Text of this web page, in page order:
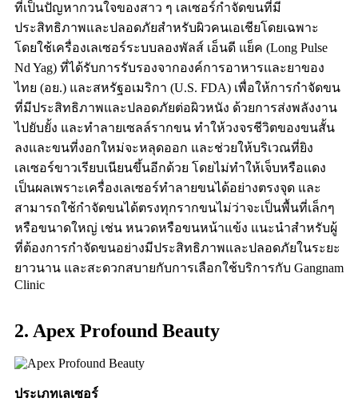
ที่เป็นปัญหากวนใจของสาว ๆ เลเซอร์กำจัดขนที่มี
ประสิทธิภาพและปลอดภัยสำหรับผิวคนเอเชียโดยเฉพาะ
โดยใช้เครื่องเลเซอร์ระบบลองพัลส์ เอ็นดี แย็ค (Long Pulse
Nd Yag) ที่ได้รับการรับรองจากองค์การอาหารและยาของ
ไทย (อย.) และสหรัฐอเมริกา (U.S. FDA) เพื่อให้การกำจัดขน
ที่มีประสิทธิภาพและปลอดภัยต่อผิวหนัง ด้วยการส่งพลังงาน
ไปยับยั้ง และทำลายเซลล์รากขน ทำให้วงจรชีวิตของขนสั้น
ลงและขนที่งอกใหม่จะหลุดออก และช่วยให้บริเวณที่ยิง
เลเซอร์ขาวเรียบเนียนขึ้นอีกด้วย โดยไม่ทำให้เจ็บหรือแดง
เป็นผลเพราะเครื่องเลเซอร์ทำลายขนได้อย่างตรงจุด และ
สามารถใช้กำจัดขนได้ตรงทุกรากขนไม่ว่าจะเป็นพื้นที่เล็กๆ
หรือขนาดใหญ่ เช่น หนวดหรือขนหน้าแข้ง แนะนำสำหรับผู้
ที่ต้องการกำจัดขนอย่างมีประสิทธิภาพและปลอดภัยในระยะ
ยาวนาน และสะดวกสบายกับการเลือกใช้บริการกับ Gangnam
Clinic
2. Apex Profound Beauty
ประเภทเลเซอร์